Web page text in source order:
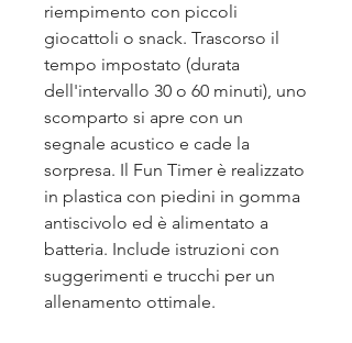
riempimento con piccoli
giocattoli o snack. Trascorso il
tempo impostato (durata
dell'intervallo 30 o 60 minuti), uno
scomparto si apre con un
segnale acustico e cade la
sorpresa. Il Fun Timer è realizzato
in plastica con piedini in gomma
antiscivolo ed è alimentato a
batteria. Include istruzioni con
suggerimenti e trucchi per un
allenamento ottimale.